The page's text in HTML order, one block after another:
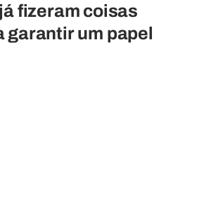
fizeram coisas
garantir um papel